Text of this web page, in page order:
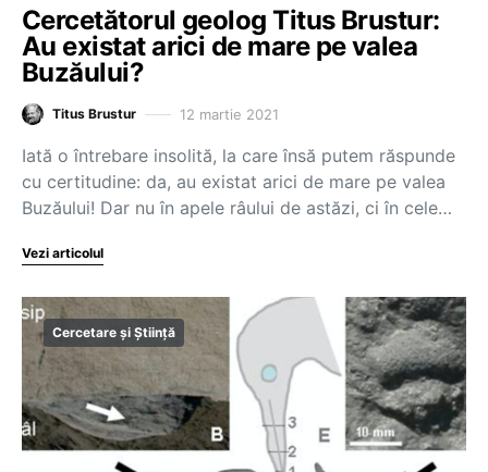
Cercetătorul geolog Titus Brustur:
Au existat arici de mare pe valea
Buzăului?
Titus Brustur 12 martie 2021
Iată o întrebare insolită, la care însă putem răspunde
cu certitudine: da, au existat arici de mare pe valea
Buzăului! Dar nu în apele râului de astăzi, ci în cele…
Vezi articolul
Cercetare și Știință